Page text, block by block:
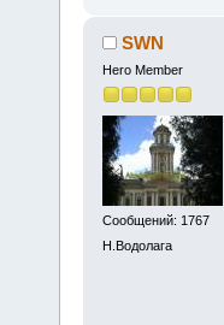
SWN
Hero Member
Сообщений: 1767
Н.Водолага